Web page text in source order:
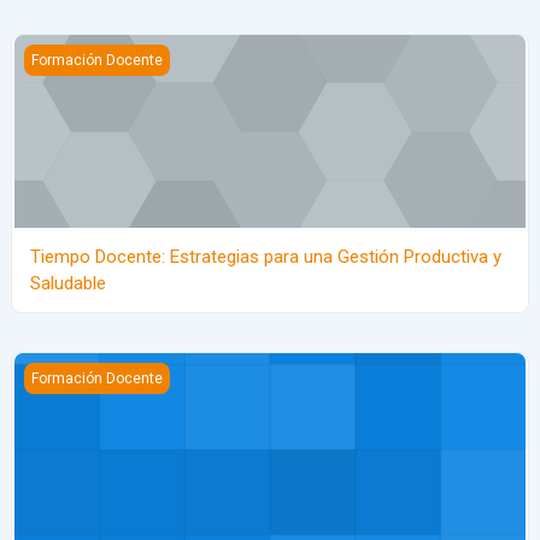
Tiempo Docente: Estrategias para una Gestión Productiva y
Formación Docente
Tiempo Docente: Estrategias para una Gestión Productiva y
Saludable
Buen trato en el aula (autogestivo)
Formación Docente